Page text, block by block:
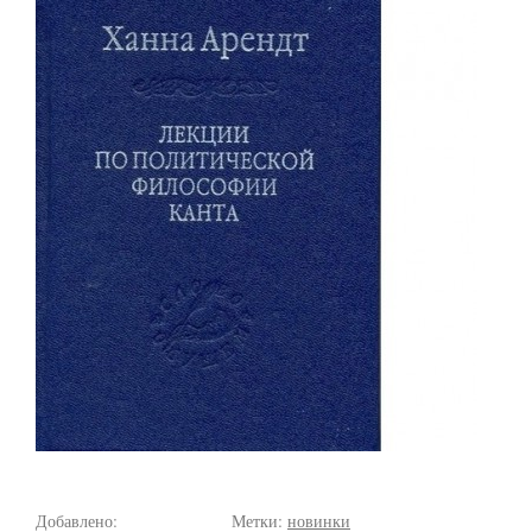
Добавлено:
Метки: новинки